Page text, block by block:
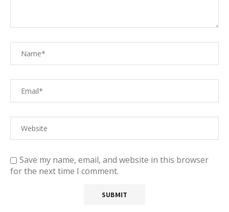
Save my name, email, and website in this browser
for the next time I comment.